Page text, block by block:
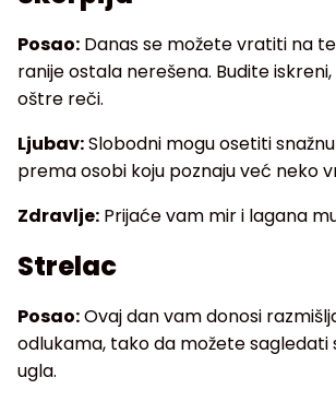
Posao: Danas se možete vratiti na
ranije ostala nerešena. Budite
oštre reči.
Ljubav:Slobodni mogu osetiti
prema osobi koju poznaju već neko
Zdravlje: Prijaće vam mir i lagana
Strelac
Posao:Ovaj dan vam donosi
odlukama, tako da možete sagledati
ugla.